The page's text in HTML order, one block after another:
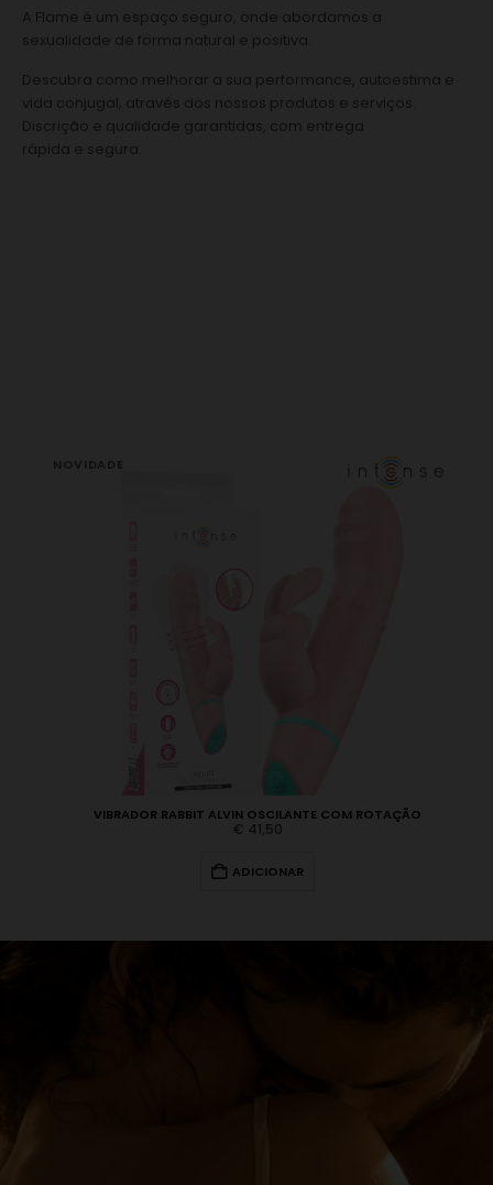
A Flame é um espaço seguro, onde abordamos a
sexualidade de forma natural e positiva.
Descubra como melhorar a sua performance, autoestima e
vida conjugal, através dos nossos produtos e serviços.
Discrição e qualidade garantidas, com entrega
rápida e segura.
VIBRADOR REALISTA MORGAN COM ROTAÇÃO, UP & DOWN E COMANDO
€ 59,95
ADICIONAR